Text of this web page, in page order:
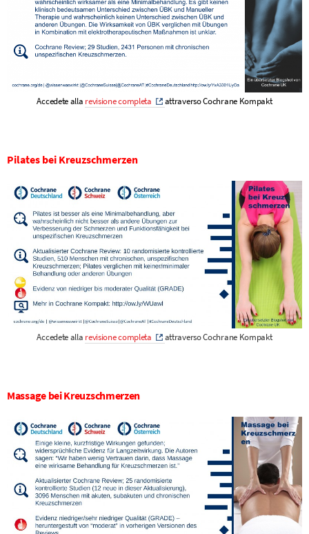
Accedete alla revisione completa attraverso Cochrane Kompakt
Pilates bei Kreuzschmerzen
Accedete alla revisione completa attraverso Cochrane Kompakt
Massage bei Kreuzschmerzen